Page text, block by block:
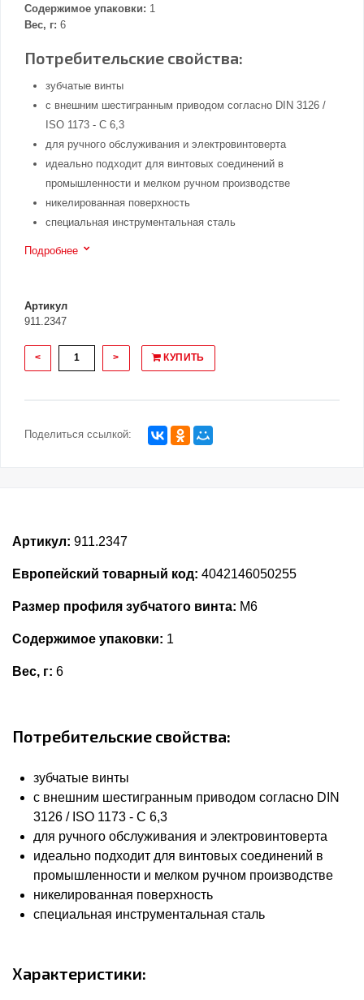
Содержимое упаковки: 1
Вес, г: 6
Потребительские свойства:
зубчатые винты
с внешним шестигранным приводом согласно DIN 3126 /
ISO 1173 - C 6,3
для ручного обслуживания и электровинтоверта
идеально подходит для винтовых соединений в
промышленности и мелком ручном производстве
никелированная поверхность
специальная инструментальная сталь
Подробнее
Артикул
911.2347
< > КУПИТЬ
Поделиться ссылкой:
Артикул: 911.2347
Европейский товарный код: 4042146050255
Размер профиля зубчатого винта: M6
Содержимое упаковки: 1
Вес, г: 6
Потребительские свойства:
зубчатые винты
с внешним шестигранным приводом согласно DIN
3126 / ISO 1173 - C 6,3
для ручного обслуживания и электровинтоверта
идеально подходит для винтовых соединений в
промышленности и мелком ручном производстве
никелированная поверхность
специальная инструментальная сталь
Характеристики: